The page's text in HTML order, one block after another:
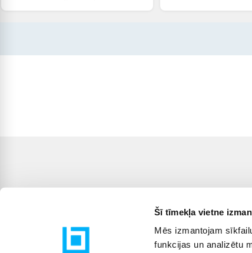
Šī tīmekļa vietne
Mēs izmantojam
funkcijas un analizētu